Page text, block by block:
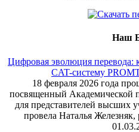
Наш
Цифровая эволюция перевода:
CAT-систему
18 февраля 2026 года
посвященный Академической
для представителей высших
провела Наталья